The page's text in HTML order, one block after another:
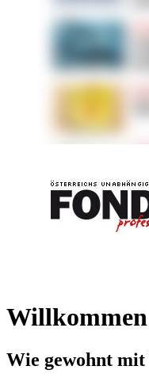
Wie gewohnt mit